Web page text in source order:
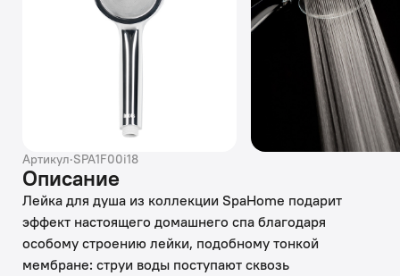
Артикул·SPA1F00i18
Описание
Лейка для душа из коллекции SpaHome подарит
эффект настоящего домашнего спа благодаря
особому строению лейки, подобному тонкой
мембране: струи воды поступают сквозь